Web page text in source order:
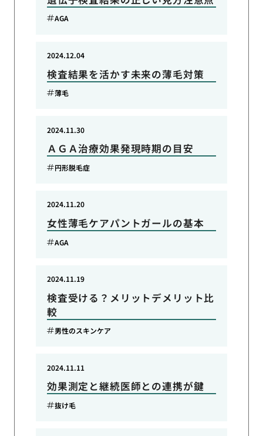
AGA
検査結果を活かす未来の薄毛対策
2024.12.04
薄毛
ＡＧＡ治療効果発現時期の目安
2024.11.30
円形脱毛症
女性薄毛ケアパントガールの基本
2024.11.20
AGA
検査受ける？メリットデメリット比
較
2024.11.19
男性のスキンケア
効果測定と継続医師との連携が鍵
2024.11.11
抜け毛